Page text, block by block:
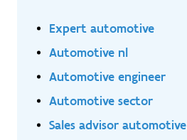
Expert automotive
Automotive nl
Automotive engineer
Automotive sector
Sales advisor automotive